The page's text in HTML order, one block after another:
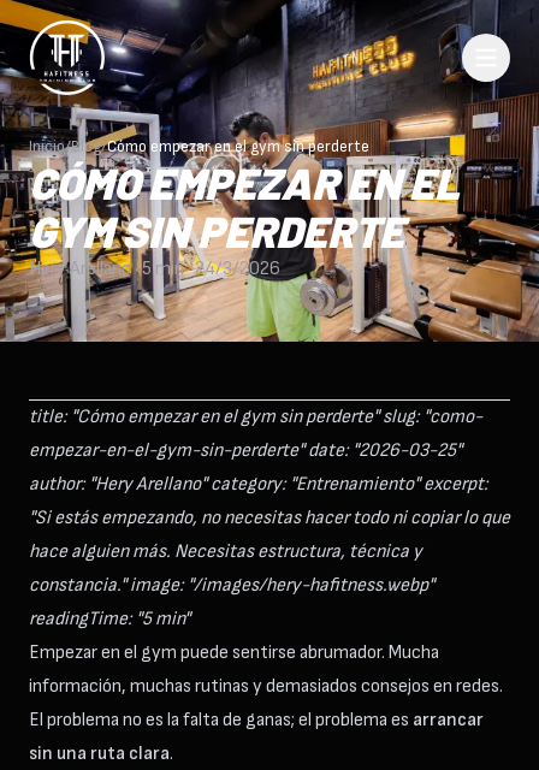
Inicio/Blog/Cómo empezar en el gym sin perderte
CÓMO EMPEZAR EN EL
GYM SIN PERDERTE
Hery Arellano·5 min·24/3/2026
title: "Cómo empezar en el gym sin perderte" slug: "como-
empezar-en-el-gym-sin-perderte" date: "2026-03-25"
author: "Hery Arellano" category: "Entrenamiento" excerpt:
"Si estás empezando, no necesitas hacer todo ni copiar lo que
hace alguien más. Necesitas estructura, técnica y
constancia." image: "/images/hery-hafitness.webp"
readingTime: "5 min"
Empezar en el gym puede sentirse abrumador. Mucha
información, muchas rutinas y demasiados consejos en redes.
El problema no es la falta de ganas; el problema es arrancar
sin una ruta clara.